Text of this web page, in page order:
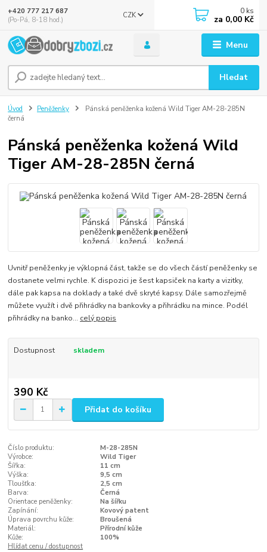
Menu
CZK
Hledat
+420 777 217 687
(Po-Pá, 8-18 hod.)
0 ks
za 0,00 Kč
Úvod Peněženky
Pánská peněženka kožená Wild Tiger AM-28-285N
černá
Pánská peněženka kožená Wild
Tiger AM-28-285N černá
Uvnitř peněženky je výklopná část, takže se do všech částí peněženky se
dostanete velmi rychle. K dispozici je šest kapsiček na karty a vizitky,
dále pak kapsa na doklady a také dvě skryté kapsy. Dále samozřejmě
můžete využít i dvě přihrádky na bankovky a přihrádku na mince. Podél
přihrádky na banko... celý popis
Dostupnost skladem
390 Kč
Přidat do košíku
Číslo produktu:
M-28-285N
Výrobce:
Wild Tiger
Šířka:
11 cm
Výška:
9,5 cm
Tloušťka:
2,5 cm
Barva:
Černá
Orientace peněženky:
Na šířku
Zapínání:
Kovový patent
Úprava povrchu kůže:
Broušená
Materiál:
Přírodní kůže
Kůže:
100%
Hlídat cenu / dostupnost